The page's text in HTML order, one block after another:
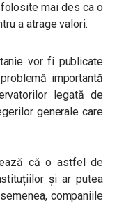
mai des ca o
a atrage valori.
vor fi publicate
importantă
legată de
generale care
că o astfel de
și ar putea
companiile